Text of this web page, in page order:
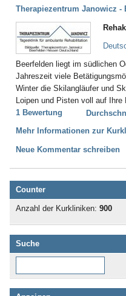
Therapiezentrum Janowicz -
Bildquelle: Therapiezentrum Janowicz
Beerfelden Hessen Deutschland
Beerfelden liegt im südlichen
Jahreszeit viele
Winter die Skilangläufer und
Loipen und Pisten voll auf Ihre
1 Bewertung
Mehr Informationen zur
Neue Kommentar schreiben
Counter
Anzahl der Kurkliniken: 900
Suche